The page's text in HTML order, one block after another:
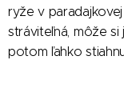
ryže v
stráviteľná, môže
potom ľahko